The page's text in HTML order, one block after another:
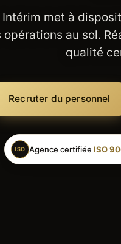
Intérim met à
opérations au sol.
qualité
Recruter du personnel
ISO Agence certifiée ISO